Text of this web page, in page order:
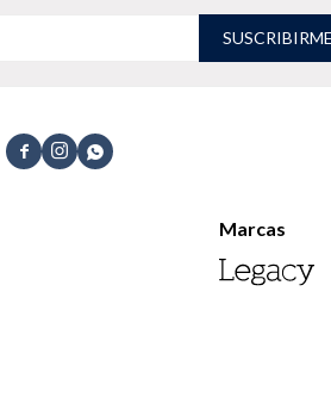
  
Marcas
SUSCRIBIRME